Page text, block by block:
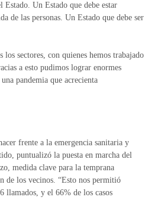
Un Estado que debe estar
de las personas. Un Estado que debe ser
sectores, con quienes hemos trabajado
a esto pudimos lograr enormes
pandemia que acrecienta
frente a la emergencia sanitaria y
puntualizó la puesta en marcha del
medida clave para la temprana
de los vecinos. “Esto nos permitió
llamados, y el 66% de los casos